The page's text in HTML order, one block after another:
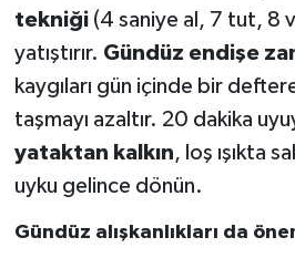
tekniği(4 saniye al, 7 tut, 8
yatıştırır. Gündüz endişe
kaygıları gün içinde bir
taşmayı azaltır. 20 dakika
yataktan kalkın, loş ışıkta
uyku gelince dönün.
Gündüz alışkanlıkları da